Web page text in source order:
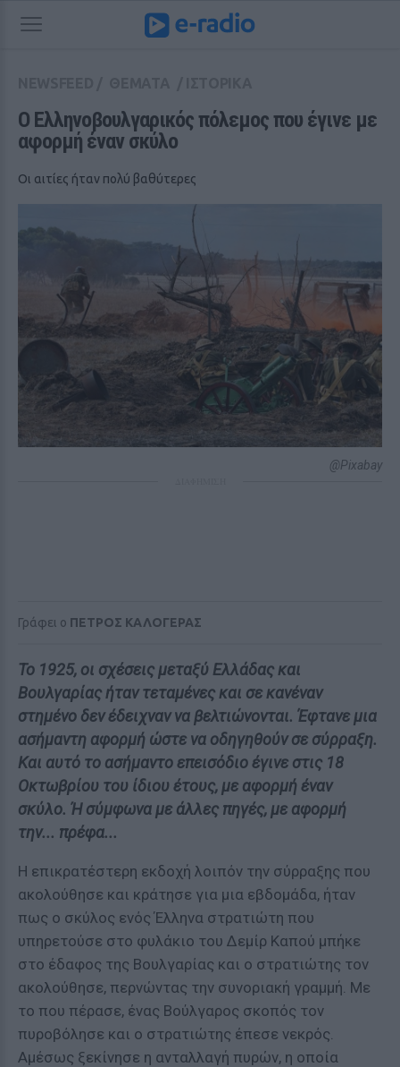
Ο Ελληνοβουλγαρικός πόλεμος που έγινε με
αφορμή έναν σκύλο
Οι αιτίες ήταν πολύ βαθύτερες
@Pixabay
Γράφει ο ΠΕΤΡΟΣ ΚΑΛΟΓΕΡΑΣ
Το 1925, οι σχέσεις μεταξύ Ελλάδας και
Βουλγαρίας ήταν τεταμένες και σε κανέναν
στημένο δεν έδειχναν να βελτιώνονται. Έφτανε μια
ασήμαντη αφορμή ώστε να οδηγηθούν σε σύρραξη.
Και αυτό το ασήμαντο επεισόδιο έγινε στις 18
Οκτωβρίου του ίδιου έτους, με αφορμή έναν
σκύλο. Ή σύμφωνα με άλλες πηγές, με αφορμή
την... πρέφα...
Η επικρατέστερη εκδοχή λοιπόν την σύρραξης που
ακολούθησε και κράτησε για μια εβδομάδα, ήταν
πως ο σκύλος ενός Έλληνα στρατιώτη που
υπηρετούσε στο φυλάκιο του Δεμίρ Καπού μπήκε
στο έδαφος της Βουλγαρίας και ο στρατιώτης τον
ακολούθησε, περνώντας την συνοριακή γραμμή. Με
το που πέρασε, ένας Βούλγαρος σκοπός τον
πυροβόλησε και ο στρατιώτης έπεσε νεκρός.
Αμέσως ξεκίνησε η ανταλλαγή πυρών, η οποία